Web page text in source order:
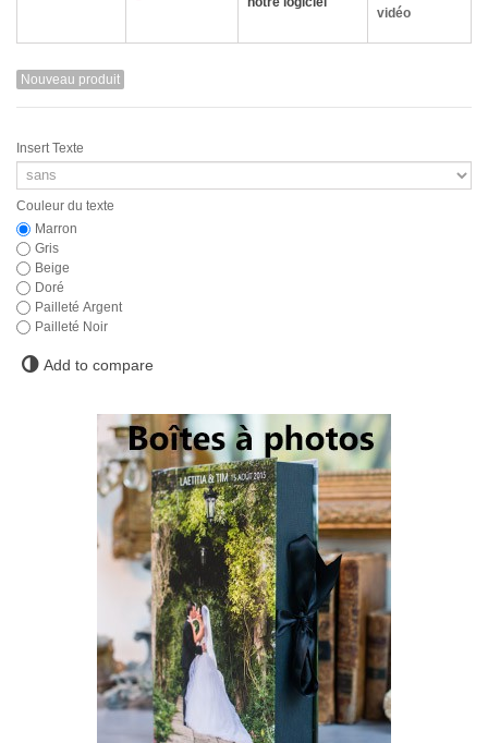
vidéo
Nouveau produit
Insert Texte
Couleur du texte
Marron
Gris
Beige
Doré
Pailleté Argent
Pailleté Noir
Add to compare